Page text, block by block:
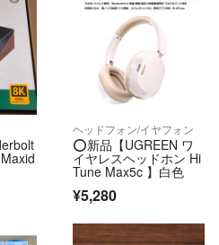
ヘッドフォン/イヤフォン
⭕新品【UGREEN ワ
イヤレスヘッドホン Hi
Tune Max5c 】白色
¥5,280